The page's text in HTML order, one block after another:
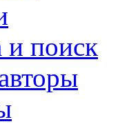
и поиск